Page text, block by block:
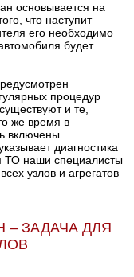
основывается на
что наступит
его необходимо
будет
процедур
и те,
же время в
включены
диагностика
ТО наши специалисты
узлов и агрегатов
– ЗАДАЧА ДЛЯ